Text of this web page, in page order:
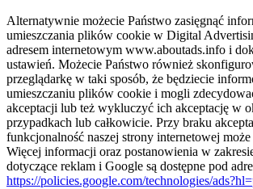
Alternatywnie możecie Państwo zasięgnąć
umieszczania plików cookie w Digital
adresem internetowym www.aboutads.info i
ustawień. Możecie Państwo również
przeglądarkę w taki sposób, że będziecie
umieszczaniu plików cookie i mogli
akceptacji lub też wykluczyć ich akceptację w
przypadkach lub całkowicie. Przy braku
funkcjonalność naszej strony internetowej
Więcej informacji oraz postanowienia w
dotyczące reklam i Google są dostępne pod
https://policies.google.com/technologies/